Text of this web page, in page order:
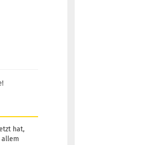
hat,
allem